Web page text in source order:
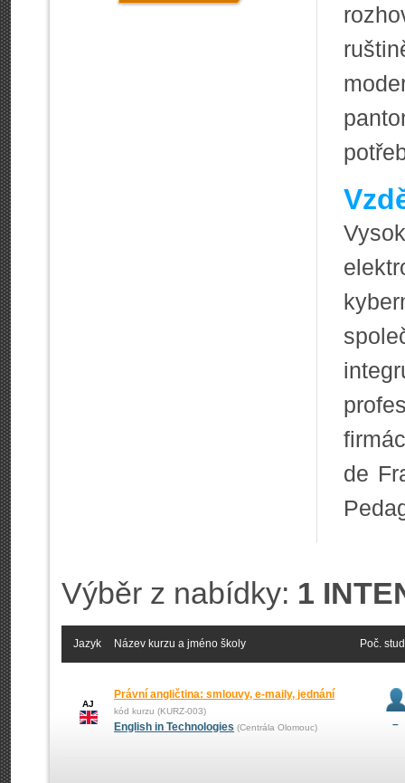
de
Výběr z nabídky: 1
Jazyk Název kurzu a jméno školy Poč.
AJ
Právní angličtina: smlouvy, e-maily, jednání
kód kurzu (KURZ-003)
English in Technologies (Centrála Olomouc) –